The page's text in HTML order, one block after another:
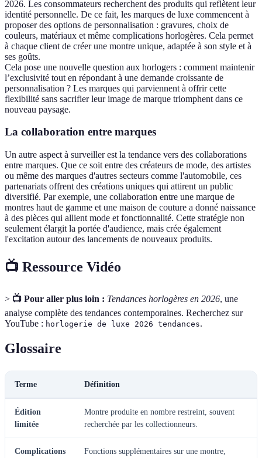
2026. Les consommateurs recherchent des produits qui reflètent leur
identité personnelle. De ce fait, les marques de luxe commencent à
proposer des options de personnalisation : gravures, choix de
couleurs, matériaux et même complications horlogères. Cela permet
à chaque client de créer une montre unique, adaptée à son style et à
ses goûts.
Cela pose une nouvelle question aux horlogers : comment maintenir
l’exclusivité tout en répondant à une demande croissante de
personnalisation ? Les marques qui parviennent à offrir cette
flexibilité sans sacrifier leur image de marque triomphent dans ce
nouveau paysage.
La collaboration entre marques
Un autre aspect à surveiller est la tendance vers des collaborations
entre marques. Que ce soit entre des créateurs de mode, des artistes
ou même des marques d'autres secteurs comme l'automobile, ces
partenariats offrent des créations uniques qui attirent un public
diversifié. Par exemple, une collaboration entre une marque de
montres haut de gamme et une maison de couture a donné naissance
à des pièces qui allient mode et fonctionnalité. Cette stratégie non
seulement élargit la portée d'audience, mais crée également
l'excitation autour des lancements de nouveaux produits.
📺 Ressource Vidéo
> 📺 Pour aller plus loin : Tendances horlogères en 2026, une
analyse complète des tendances contemporaines. Recherchez sur
YouTube : horlogerie de luxe 2026 tendances.
Glossaire
Terme Définition
Édition
limitée
Montre produite en nombre restreint, souvent
recherchée par les collectionneurs.
Complications
Fonctions supplémentaires sur une montre,